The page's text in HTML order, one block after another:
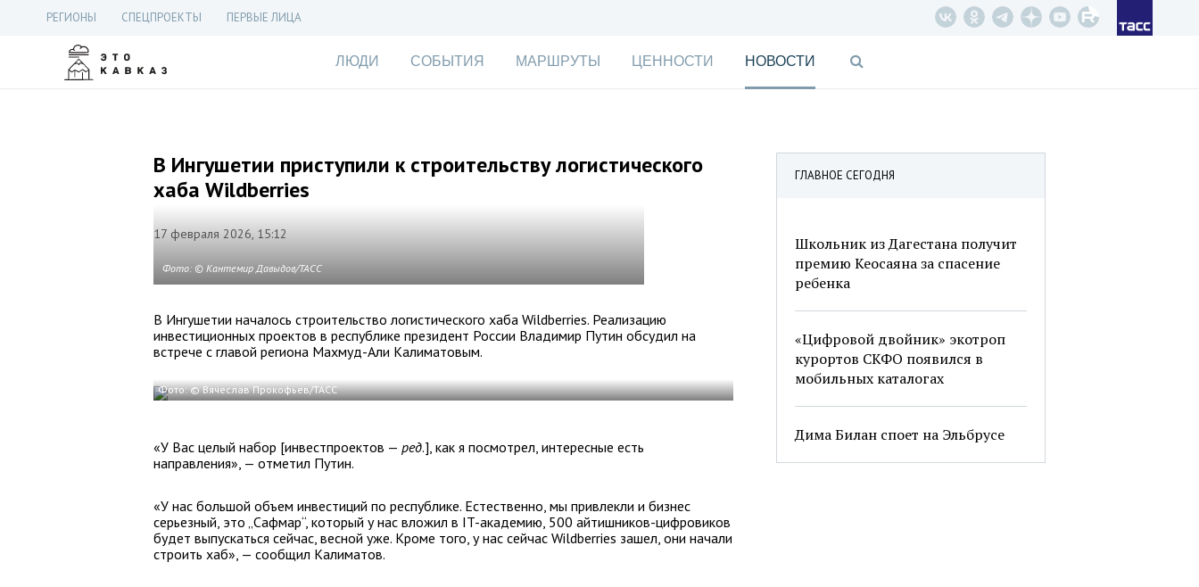
РЕГИОНЫ СПЕЦПРОЕКТЫ ПЕРВЫЕ ЛИЦА
ЛЮДИ СОБЫТИЯ МАРШРУТЫ ЦЕННОСТИ НОВОСТИ
ГЛАВНОЕ СЕГОДНЯ
Школьник из Дагестана получит
премию Кеосаяна за спасение
ребенка
«Цифровой двойник» экотроп
курортов СКФО появился в
мобильных каталогах
Дима Билан споет на Эльбрусе
В Ингушетии приступили к строительству логистического
хаба Wildberries
17 февраля 2026, 15:12
Фото: © Кантемир Давыдов/ТАСС
В Ингушетии началось строительство логистического хаба Wildberries. Реализацию
инвестиционных проектов в республике президент России Владимир Путин обсудил на
встрече с главой региона Махмуд-Али Калиматовым.
Фото: © Вячеслав Прокофьев/ТАСС
«У Вас целый набор [инвестпроектов — ред.], как я посмотрел, интересные есть
направления», — отметил Путин.
«У нас большой объем инвестиций по республике. Естественно, мы привлекли и бизнес
серьезный, это „Сафмар“, который у нас вложил в IT-академию, 500 айтишников-цифровиков
будет выпускаться сейчас, весной уже. Кроме того, у нас сейчас Wildberries зашел, они начали
строить хаб», — сообщил Калиматов.